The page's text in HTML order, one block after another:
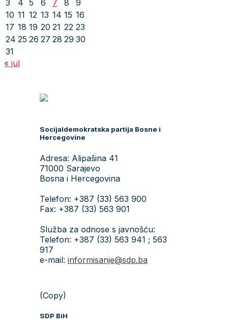
3
4 5 6 7 8
9
10 11 12 13 14 15 16
17 18 19 20 21 22 23
24 25 26 27 28 29 30
31
« jul
Socijaldemokratska partija Bosne i
Hercegovine
Adresa: Alipašina 41
71000 Sarajevo
Bosna i Hercegovina
Telefon: +387 (33) 563 900
Fax: +387 (33) 563 901
Služba za odnose s javnošću:
Telefon: +387 (33) 563 941 ; 563
917
e-mail: informisanje@sdp.ba
(Copy)
SDP BiH